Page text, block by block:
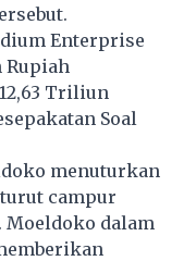
Enterprise
Triliun
Soal
menuturkan
campur
Moeldoko dalam